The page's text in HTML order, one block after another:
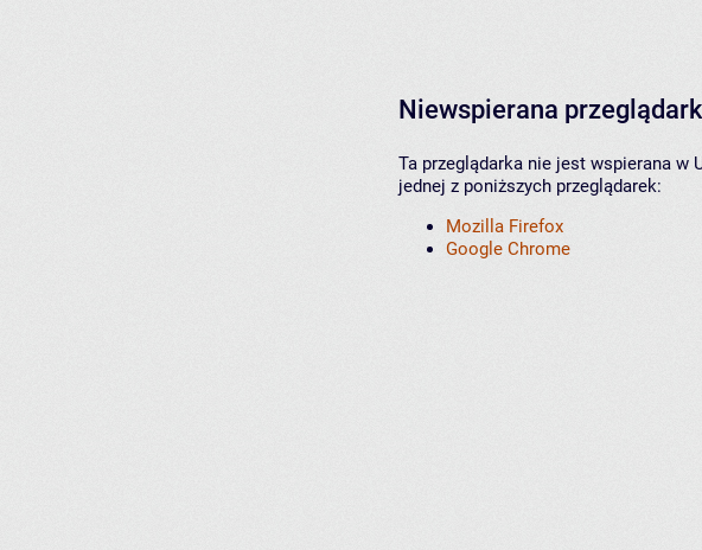
Niewspierana
Ta przeglądarka nie jest wspierana w
jednej z poniższych przeglądarek:
Mozilla Firefox
Google Chrome